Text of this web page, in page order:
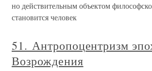
но действительным объектом
становится человек
51. Антропоцентризм
Возрождения